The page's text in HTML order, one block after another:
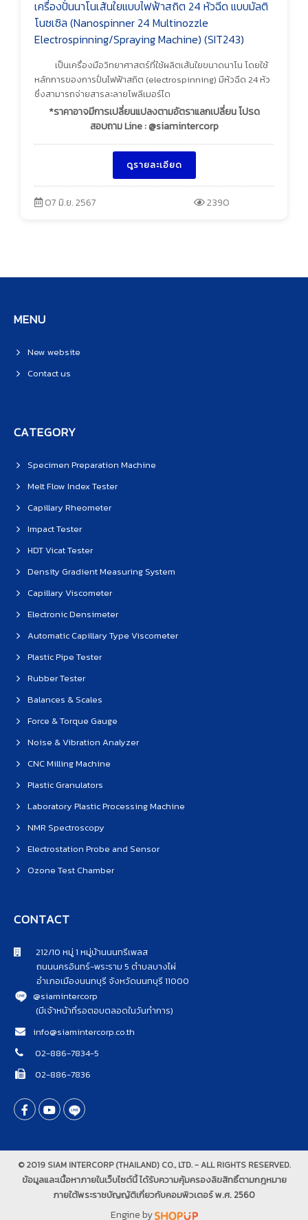
เครื่องปั่นนาโนเส้นใยแบบไฟฟ้าสถิต 24 หัวฉีด แบบมัลติ
โนซเซิล (Nanospinner 24 Multinozzle
Electrospinning/Spraying Machine) (SIT243)
เป็นเครื่องมือวิทยาศาสตร์ที่ใช้ผลิตเส้นใยขนาดนาโน โดยใช้
หลักการของการปั่นไฟฟ้าสถิต (electrospinning) มีหัวฉีด 24 หัว
ซึ่งสามารถจ่ายสารละลายโพลีเมอร์ได
*ราคาอาจมีการเปลี่ยนแปลงตามอัตราแลกเปลี่ยน โปรด
สอบถาม Line : @siamintercorp
ดูรายละเอียด
07 มิ.ย. 2567 2390
MENU
New website
Contact us
CATEGORY
Specimen Preparation Machine
Melt Flow Index Tester
Capillary Rheometer
Impact Tester
HDT Vicat Tester
Density Gradient Measuring System
Capillary Viscometer
Electronic Densimeter
Automatic Capillary Type Viscometer
Plastic Pipe Tester
Rubber Tester
Balances & Scales
Force & Torque Gauge
Noise & Vibration Analyzer
CNC Milling Machine
Plastic Granulators
Laboratory Plastic Processing Machine
NMR Spectroscopy
Electrostation Probe and Sensor
Ozone Test Chamber
CONTACT
212/10 หมู่ 1 หมู่บ้านนนทรีเพลส
ถนนนครอินทร์-พระราม 5 ตำบลบางไผ่
อำเภอเมืองนนทบุรี จังหวัดนนทบุรี 11000
@siamintercorp
(มีเจ้าหน้าที่รอตอบตลอดในวันทำการ)
info@siamintercorp.co.th
02-886-7834-5
02-886-7836
© 2019 SIAM INTERCORP (THAILAND) CO., LTD. - ALL RIGHTS RESERVED.
ข้อมูลและเนื้อหาภายในเว็บไซต์นี้ ได้รับความคุ้มครองลิขสิทธิ์ตามกฎหมาย
ภายใต้พระราชบัญญัติเกี่ยวกับคอมพิวเตอร์ พ.ศ. 2560
Engine by